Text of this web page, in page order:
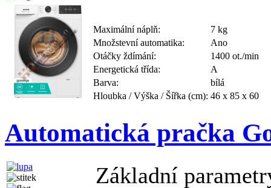
Maximální náplň:
7 kg
Množstevní automatika:
Ano
Otáčky ždímání:
1400 ot./min
Energetická třída:
A
Barva:
bílá
Hloubka / Výška / Šířka (cm): 46 x 85 x 60
Automatická pračka
Základní